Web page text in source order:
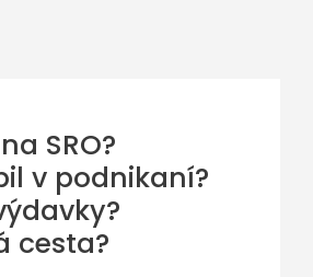
SRO?
v podnikaní?
cesta?